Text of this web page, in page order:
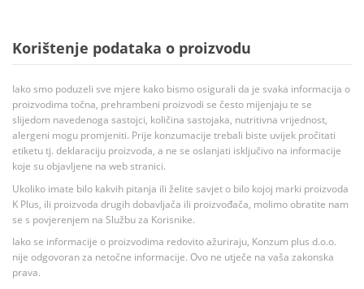
Korištenje podataka o proizvodu
Iako smo poduzeli sve mjere kako bismo osigurali da je svaka informacija o
proizvodima točna, prehrambeni proizvodi se često mijenjaju te se
slijedom navedenoga sastojci, količina sastojaka, nutritivna vrijednost,
alergeni mogu promjeniti. Prije konzumacije trebali biste uvijek pročitati
etiketu tj. deklaraciju proizvoda, a ne se oslanjati isključivo na informacije
koje su objavljene na web stranici.
Ukoliko imate bilo kakvih pitanja ili želite savjet o bilo kojoj marki proizvoda
K Plus, ili proizvoda drugih dobavljača ili proizvođača, molimo obratite nam
se s povjerenjem na Službu za Korisnike.
Iako se informacije o proizvodima redovito ažuriraju, Konzum plus d.o.o.
nije odgovoran za netočne informacije. Ovo ne utječe na vaša zakonska
prava.